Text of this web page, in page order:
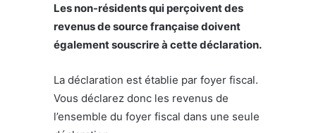
Les non-résidents qui perçoivent des
revenus de source française doivent
également souscrire à cette déclaration.
La déclaration est établie par foyer fiscal.
Vous déclarez donc les revenus de
l’ensemble du foyer fiscal dans une seule